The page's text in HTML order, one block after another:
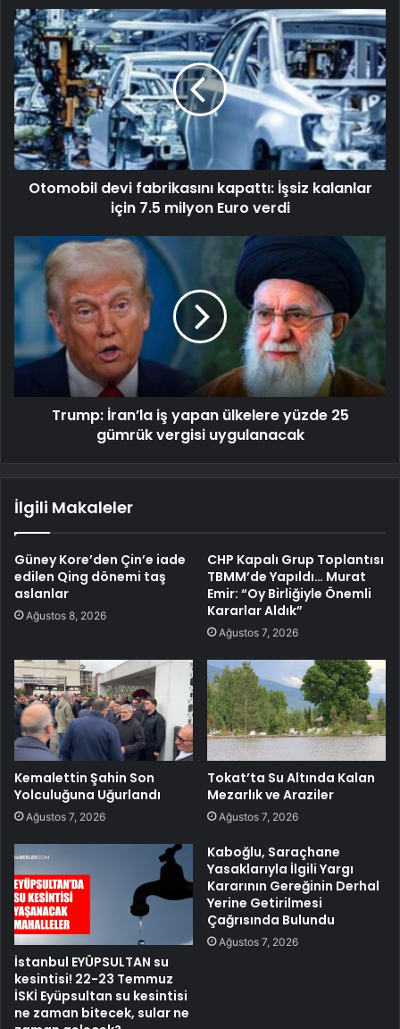
Otomobil devi fabrikasını kapattı: İşsiz kalanlar
için 7.5 milyon Euro verdi
Trump: İran’la iş yapan ülkelere yüzde 25
gümrük vergisi uygulanacak
İlgili Makaleler
Güney Kore’den Çin’e iade
edilen Qing dönemi taş
aslanlar
Ağustos 8, 2026
CHP Kapalı Grup Toplantısı
TBMM’de Yapıldı… Murat
Emir: “Oy Birliğiyle Önemli
Kararlar Aldık”
Ağustos 7, 2026
Kemalettin Şahin Son
Yolculuğuna Uğurlandı
Ağustos 7, 2026
Tokat’ta Su Altında Kalan
Mezarlık ve Araziler
Ağustos 7, 2026
İstanbul EYÜPSULTAN su
kesintisi! 22-23 Temmuz
İSKİ Eyüpsultan su kesintisi
ne zaman bitecek, sular ne
Kaboğlu, Saraçhane
Yasaklarıyla İlgili Yargı
Kararının Gereğinin Derhal
Yerine Getirilmesi
Çağrısında Bulundu
Ağustos 7, 2026